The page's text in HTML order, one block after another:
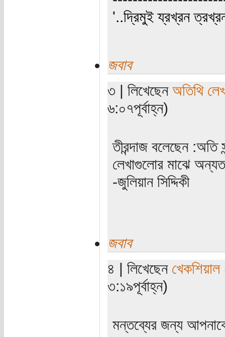
'..দ্রিমুই য্রখ্রন
জবাব
৩ | লিখেছেন অতিথি
৬:০৭পূর্বাহ্ন)
তীরন্দাজ বলেছেন
লেখাগুলোর মাঝে
-জুলিয়ান সিদ্দিকী
জবাব
৪ | লিখেছেন খেকশিয়াল
৩:১৯পূর্বাহ্ন)
মন্তব্যের জন্য